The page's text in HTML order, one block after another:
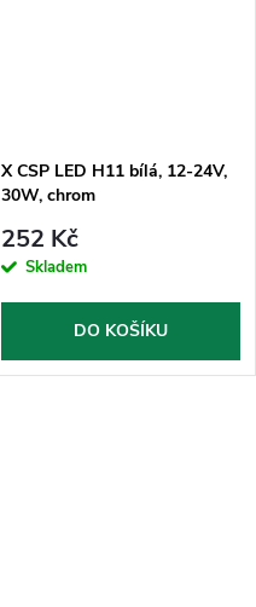
X CSP LED H11 bílá, 12-24V,
30W, chrom
252 Kč
Skladem
DO KOŠÍKU